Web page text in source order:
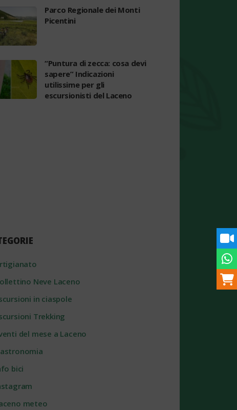
Parco Regionale dei Monti
Picentini
“Puntura di zecca: cosa devi
sapere” Indicazioni
utilissime per gli
escursionisti del Laceno
Neve Laceno
in ciaspole
Trekking
del mese a Laceno
bici
meteo